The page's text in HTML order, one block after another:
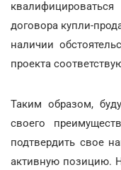
договора купли-
наличии
проекта
Таким образом,
своего
подтвердить свое
активную позицию.